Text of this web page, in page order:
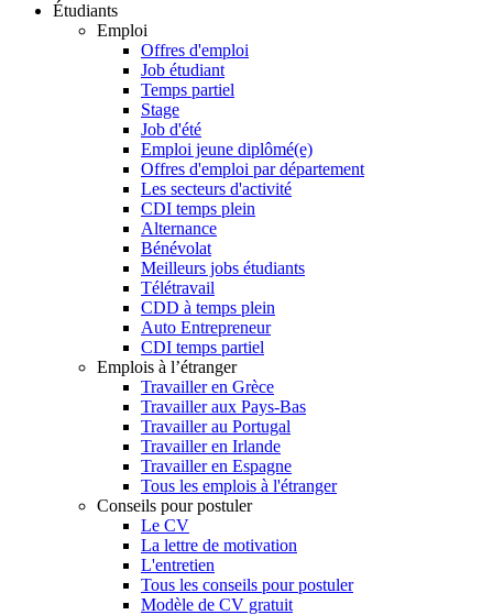
Étudiants
Emploi
Offres d'emploi
Job étudiant
Temps partiel
Stage
Job d'été
Emploi jeune diplômé(e)
Offres d'emploi par département
Les secteurs d'activité
CDI temps plein
Alternance
Bénévolat
Meilleurs jobs étudiants
Télétravail
CDD à temps plein
Auto Entrepreneur
CDI temps partiel
Emplois à l’étranger
Travailler en Grèce
Travailler aux Pays-Bas
Travailler au Portugal
Travailler en Irlande
Travailler en Espagne
Tous les emplois à l'étranger
Conseils pour postuler
Le CV
La lettre de motivation
L'entretien
Tous les conseils pour postuler
Modèle de CV gratuit